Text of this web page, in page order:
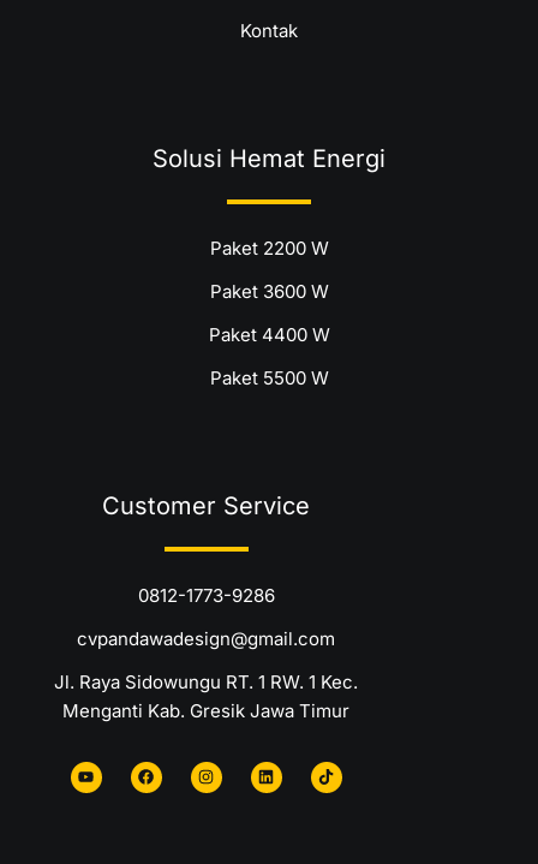
Kontak
Solusi Hemat Energi
Paket 2200 W
Paket 3600 W
Paket 4400 W
Paket 5500 W
Customer Service
0812-1773-9286
cvpandawadesign@gmail.com
Jl. Raya Sidowungu RT. 1 RW. 1 Kec.
Menganti Kab. Gresik Jawa Timur
u
t
u
c
e
b
s
t
a
n
k
e
k
t
o